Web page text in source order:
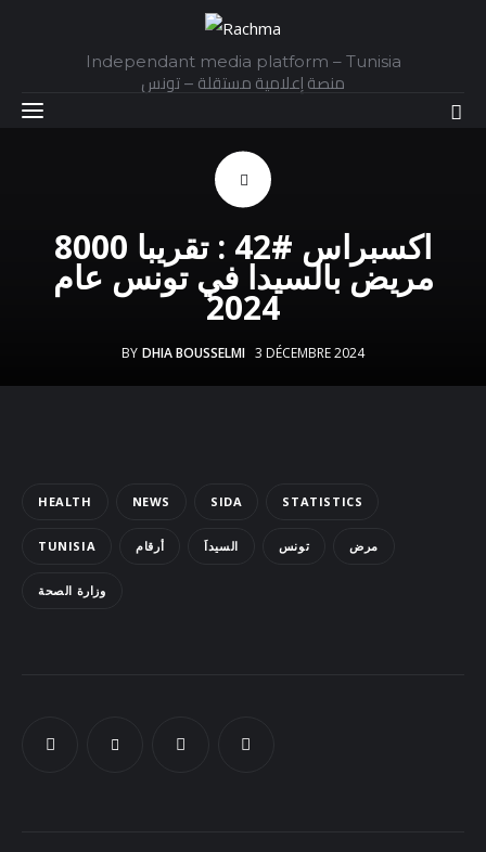
Independant media platform – Tunisia
منصة إعلامية مستقلة – تونس
Daily
Explainer
Interviews
Docs
اكسبراس #42 : تقريبا 8000
مريض بالسيدا في تونس عام
2024
BY DHIA BOUSSELMI 3 DÉCEMBRE 2024
HEALTH NEWS SIDA STATISTICS
TUNISIA أرقام السيداَ تونس مرض
وزارة الصحة